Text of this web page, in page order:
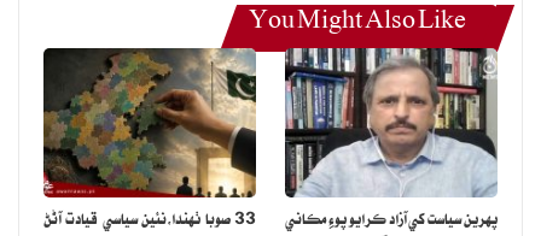
You Might Also Like
پهرين سياست کي آزاد ڪرايو پوءِ مڪاني
33 صوبا ٺهندا،نئين سياسي قيادت آڻڻ